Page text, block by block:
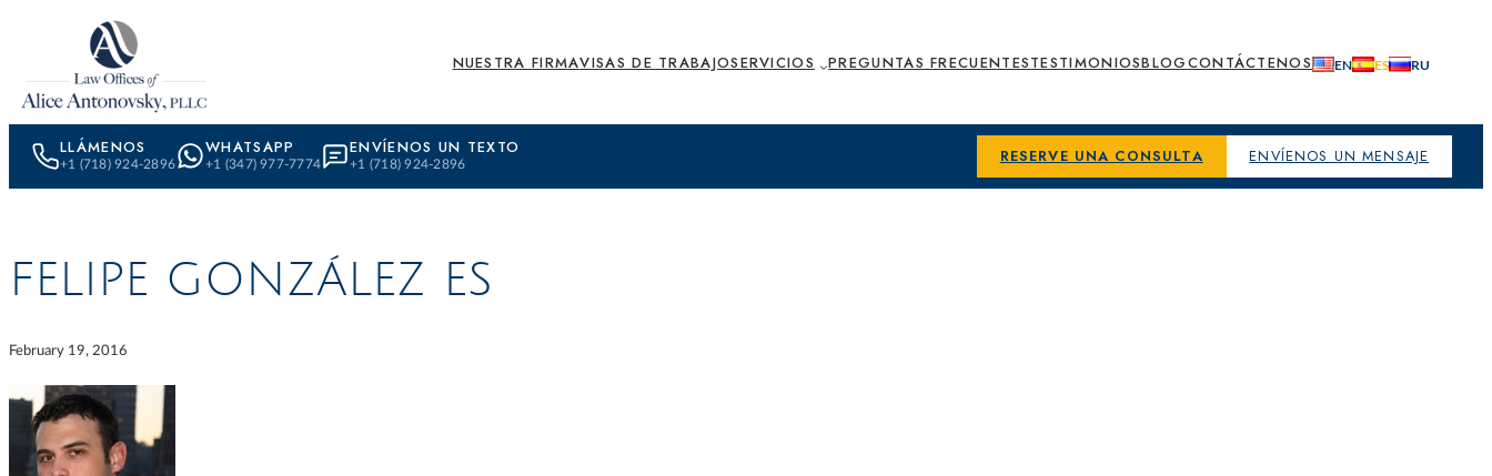
Skip to content
NUESTRA FIRMAVISAS DE TRABAJOSERVICIOS PREGUNTAS FRECUENTESTESTIMONIOSBLOGCONTÁCTENOS
LLÁMENOS
+1 (718) 924-2896
WHATSAPP
+1 (347) 977-7774
ENVÍENOS UN TEXTO
+1 (718) 924-2896 RESERVE UNA CONSULTA ENVÍENOS UN MENSAJE
FELIPE GONZÁLEZ ES
February 19, 2016